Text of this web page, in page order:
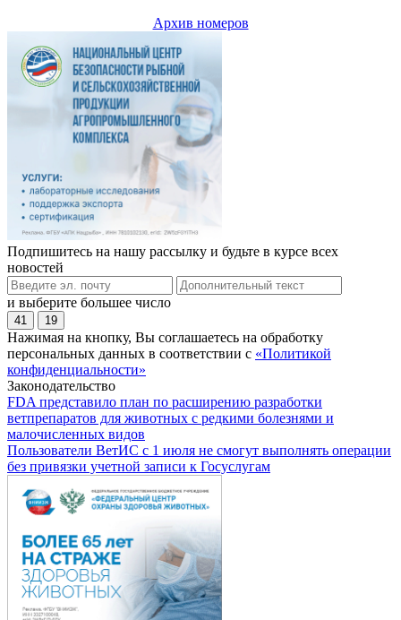
Архив номеров
Подпишитесь на нашу рассылку и будьте в курсе всех
новостей
и выберите большее число
41 19
Нажимая на кнопку, Вы соглашаетесь на обработку
персональных данных в соответствии с «Политикой
конфиденциальности»
Законодательство
FDA представило план по расширению разработки
ветпрепаратов для животных с редкими болезнями и
малочисленных видов
Пользователи ВетИС с 1 июля не смогут выполнять операции
без привязки учетной записи к Госуслугам